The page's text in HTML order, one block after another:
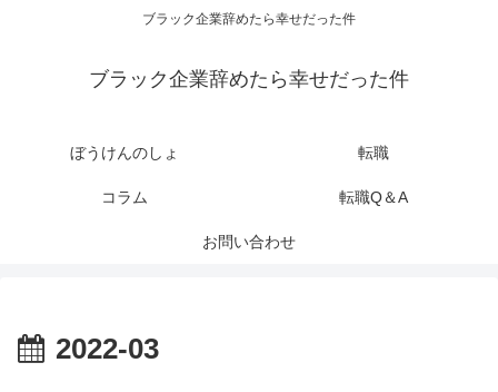
ブラック企業辞めたら幸せだった件
ブラック企業辞めたら幸せだった件
ぼうけんのしょ 転職
コラム 転職Q＆A
お問い合わせ
2022-03